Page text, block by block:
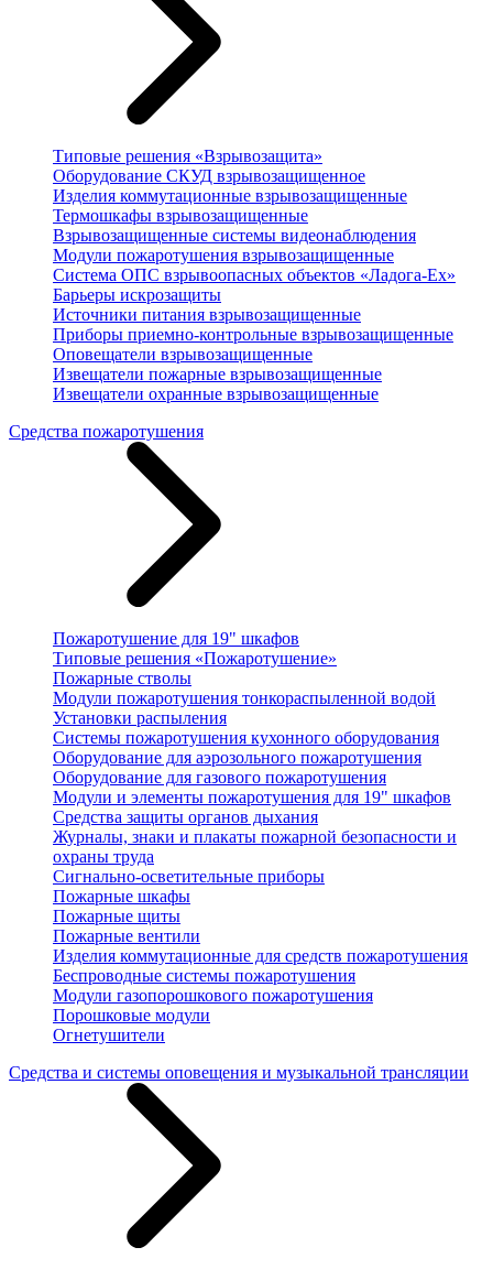
Типовые решения «Взрывозащита»
Оборудование СКУД взрывозащищенное
Изделия коммутационные взрывозащищенные
Термошкафы взрывозащищенные
Взрывозащищенные системы видеонаблюдения
Модули пожаротушения взрывозащищенные
Система ОПС взрывоопасных объектов «Ладога-Ex»
Барьеры искрозащиты
Источники питания взрывозащищенные
Приборы приемно-контрольные взрывозащищенные
Оповещатели взрывозащищенные
Извещатели пожарные взрывозащищенные
Извещатели охранные взрывозащищенные
Средства пожаротушения
Пожаротушение для 19" шкафов
Типовые решения «Пожаротушение»
Пожарные стволы
Модули пожаротушения тонкораспыленной водой
Установки распыления
Системы пожаротушения кухонного оборудования
Оборудование для аэрозольного пожаротушения
Оборудование для газового пожаротушения
Модули и элементы пожаротушения для 19" шкафов
Средства защиты органов дыхания
Журналы, знаки и плакаты пожарной безопасности и
охраны труда
Сигнально-осветительные приборы
Пожарные шкафы
Пожарные щиты
Пожарные вентили
Изделия коммутационные для средств пожаротушения
Беспроводные системы пожаротушения
Модули газопорошкового пожаротушения
Порошковые модули
Огнетушители
Средства и системы оповещения и музыкальной трансляции